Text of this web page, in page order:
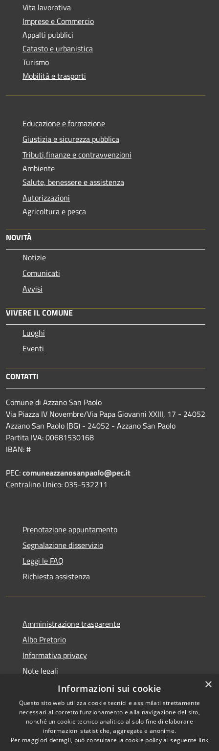
Vita lavorativa
Imprese e Commercio
Appalti pubblici
Catasto e urbanistica
Turismo
Mobilità e trasporti
Educazione e formazione
Giustizia e sicurezza pubblica
Tributi,finanze e contravvenzioni
Ambiente
Salute, benessere e assistenza
Autorizzazioni
Agricoltura e pesca
NOVITÀ
Notizie
Comunicati
Avvisi
VIVERE IL COMUNE
Luoghi
Eventi
CONTATTI
Comune di Azzano San Paolo
Via Piazza IV Novembre/Via Papa Giovanni XXIII, 17 - 24052
Azzano San Paolo (BG) - 24052 - Azzano San Paolo
Partita IVA: 00681530168
IBAN: #
PEC:comuneazzanosanpaolo@pec.it
Centralino Unico: 035-532211
Prenotazione appuntamento
Segnalazione disservizio
Leggi le FAQ
Richiesta assistenza
Amministrazione trasparente
Albo Pretorio
Informativa privacy
Note legali
Dichiarazione di accessibilità
RSS
Accessibilità
Copyright © 2026 • Comune di
Azzano San Paolo • Powered
×
Informazioni sui cookie
Questo sito web utilizza cookie tecnici e assimilati strettamente
necessari al corretto funzionamento e alla navigazione del sito,
nonché un cookie tecnico analitico al solo fine di elaborare
informazioni statistiche, aggregate e anonime.
Per maggiori dettagli, può consultare la cookie policy al seguente link